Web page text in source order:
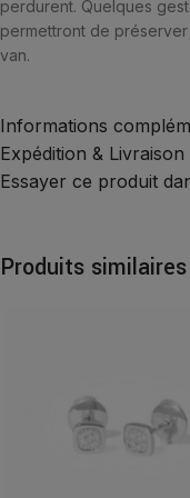
perdurent. Quelques
permettront de
van.
Informations
Expédition & Livraison
Essayer ce produit
Produits similaires